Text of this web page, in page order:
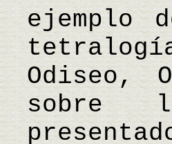
ejemplo
Odiseo,
sobre